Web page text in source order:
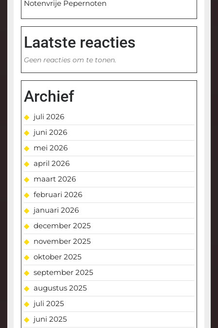
Notenvrije Pepernoten
Laatste reacties
Geen reacties om te tonen.
Archief
juli 2026
juni 2026
mei 2026
april 2026
maart 2026
februari 2026
januari 2026
december 2025
november 2025
oktober 2025
september 2025
augustus 2025
juli 2025
juni 2025